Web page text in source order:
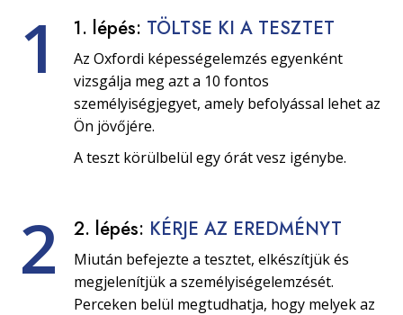
1 1. lépés: TÖLTSE KI A TESZTET
Az Oxfordi képességelemzés egyenként
vizsgálja meg azt a 10 fontos
személyiségjegyet, amely befolyással lehet az
Ön jövőjére.
A teszt körülbelül egy órát vesz igénybe.
2 2. lépés: KÉRJE AZ EREDMÉNYT
Miután befejezte a tesztet, elkészítjük és
megjelenítjük a személyiségelemzését.
Perceken belül megtudhatja, hogy melyek az